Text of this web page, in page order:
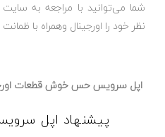
شما می‌توانید با مراجعه به
نظر خود را اورجینال وهمراه با
اپل سرویس حس خوش قطعات
پیشنهاد اپل